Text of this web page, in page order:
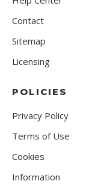
Contact
Sitemap
Licensing
POLICIES
Privacy Policy
Terms of Use
Cookies
Information